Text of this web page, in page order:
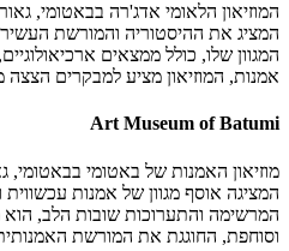
המוזיאון הלאומי אדג'רה בבאטומי,
המציג את ההיסטוריה והמורשת
המגוון שלו, כולל ממצאים
אמנות, המוזיאון מציע למבקרים
Art Museum of Batumi
מוזיאון האמנות של באטומי בבאטומי,
המציגה אוסף מגוון של אמנות
המרשימה והתערוכות שובות הלב, הוא
וסוחפת, החוגגת את המורשת